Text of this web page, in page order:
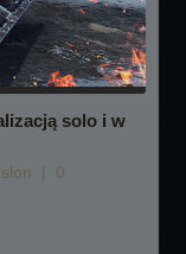
solo i w
|
0